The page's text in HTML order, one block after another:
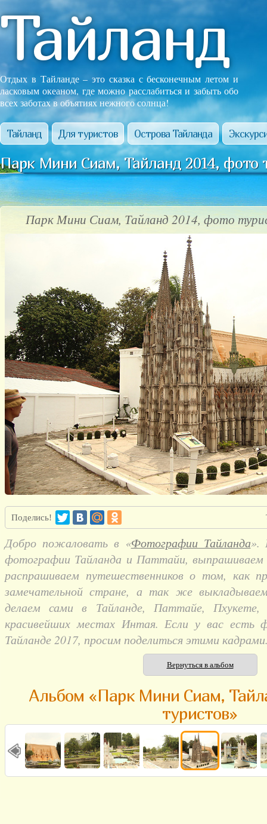
Тайланд
Отдых в Тайланде – это сказка с бесконечным летом и
ласковым океаном, где можно расслабиться и забыть обо
всех заботах в объятиях нежного солнца!
Тайланд Для туристов Острова Тайланда
Парк Мини Сиам, Тайланд 2014, фото
Парк Мини Сиам, Тайланд 2014, фото
Поделись!
Добро пожаловать в «Фотографии Тайланда».
фотографии Тайланда и Паттайи, выпрашиваем
распрашиваем путешественников о том, как
замечательной стране, а так же
делаем сами в Тайланде, Паттайе,
красивейших местах Интая. Если у вас есть
Тайланде 2017, просим поделиться этими
Вернуться в альбом
Альбом «Парк Мини Сиам,
туристов»